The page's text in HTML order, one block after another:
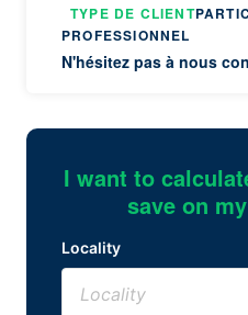
TYPE DE CLIENT
PROFESSIONNEL
N'hésitez pas à nous
I want to
save on
Locality